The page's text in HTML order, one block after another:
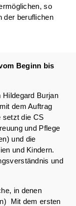
so
der beruflichen
Beginn bis
Burjan
dem Auftrag
setzt die CS
und Pflege
und die
und Kindern.
und
in denen
Mit dem ersten